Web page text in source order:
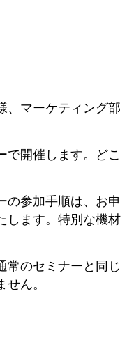
、マーケティング部
で開催します。どこ
の参加手順は、お申
します。特別な機材
常のセミナーと同じ
ん。